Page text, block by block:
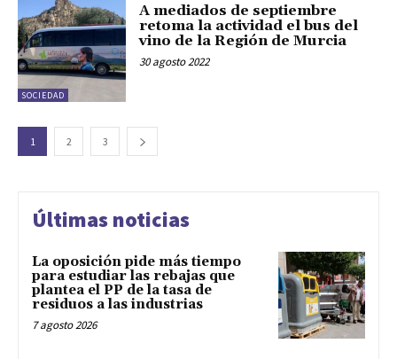
SOCIEDAD
A mediados de septiembre
retoma la actividad el bus del
vino de la Región de Murcia
30 agosto 2022
1 2 3
Últimas noticias
La oposición pide más tiempo
para estudiar las rebajas que
plantea el PP de la tasa de
residuos a las industrias
7 agosto 2026